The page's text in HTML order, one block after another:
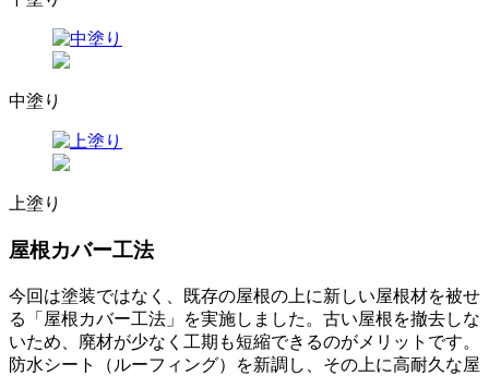
中塗り
上塗り
屋根カバー工法
今回は塗装ではなく、既存の屋根の上に新しい屋根材を被せ
る「屋根カバー工法」を実施しました。古い屋根を撤去しな
いため、廃材が少なく工期も短縮できるのがメリットです。
防水シート（ルーフィング）を新調し、その上に高耐久な屋